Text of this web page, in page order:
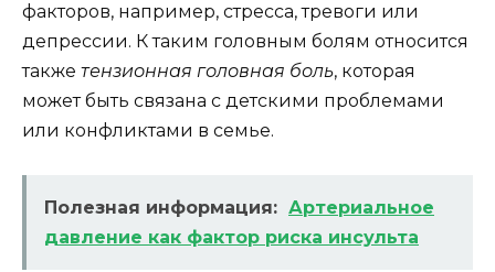
факторов, например, стресса, тревоги или
депрессии. К таким головным болям относится
также тензионная головная боль, которая
может быть связана с детскими проблемами
или конфликтами в семье.
Полезная информация: Артериальное
давление как фактор риска инсульта